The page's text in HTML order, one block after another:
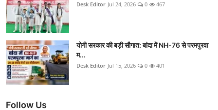
Desk Editor Jul 24, 2026 0 467
योगी सरकार की बड़ी सौगात: बांदा में NH-76 से परमपुरवा
म...
Desk Editor Jul 15, 2026 0 401
Follow Us